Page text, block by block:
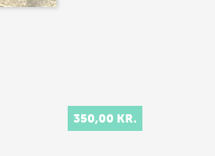
350,00 KR.